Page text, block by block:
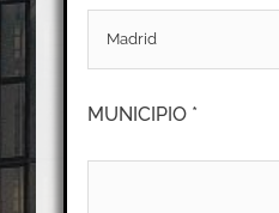
MUNICIPIO *